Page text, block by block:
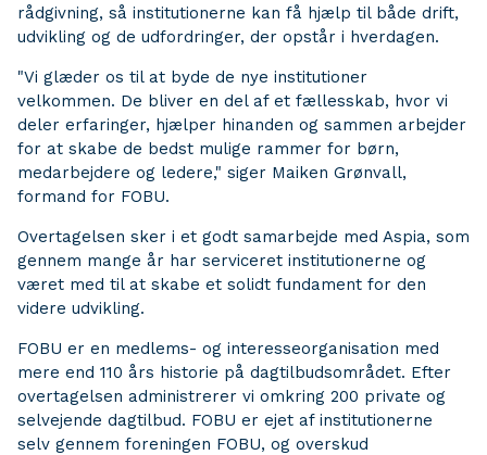
rådgivning, så institutionerne kan få hjælp til både drift,
udvikling og de udfordringer, der opstår i hverdagen.
"Vi glæder os til at byde de nye institutioner
velkommen. De bliver en del af et fællesskab, hvor vi
deler erfaringer, hjælper hinanden og sammen arbejder
for at skabe de bedst mulige rammer for børn,
medarbejdere og ledere," siger Maiken Grønvall,
formand for FOBU.
Overtagelsen sker i et godt samarbejde med Aspia, som
gennem mange år har serviceret institutionerne og
været med til at skabe et solidt fundament for den
videre udvikling.
FOBU er en medlems- og interesseorganisation med
mere end 110 års historie på dagtilbudsområdet. Efter
overtagelsen administrerer vi omkring 200 private og
selvejende dagtilbud. FOBU er ejet af institutionerne
selv gennem foreningen FOBU, og overskud